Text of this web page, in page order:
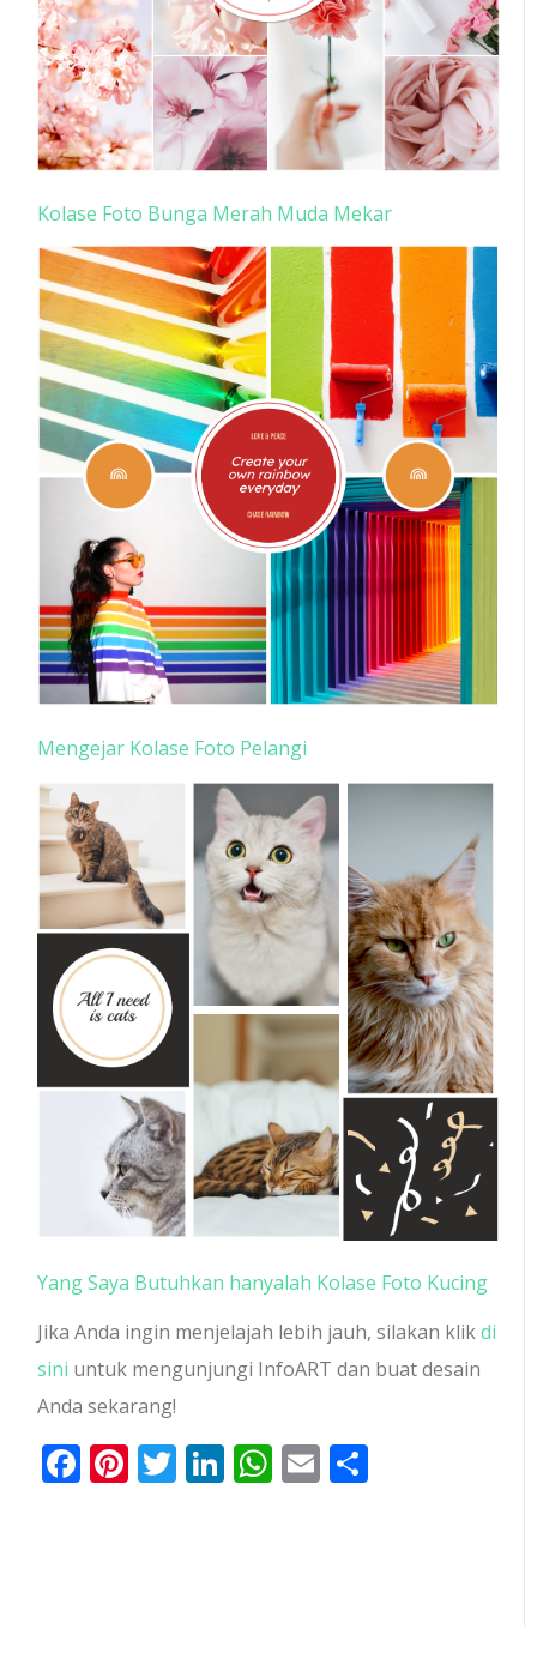
Kolase Foto Bunga Merah Muda Mekar
Mengejar Kolase Foto Pelangi
Yang Saya Butuhkan hanyalah Kolase Foto Kucing
Jika Anda ingin menjelajah lebih jauh, silakan klikdi
sini untuk mengunjungi InfoART dan buat desain
Anda sekarang!
Facebook
Pinterest
Twitter
LinkedIn
WhatsApp
Email